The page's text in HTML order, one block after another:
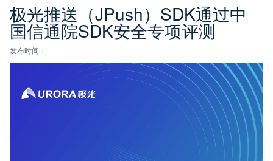
极光推送（JPush）SDK通过中
国信通院SDK安全专项评测
发布时间：